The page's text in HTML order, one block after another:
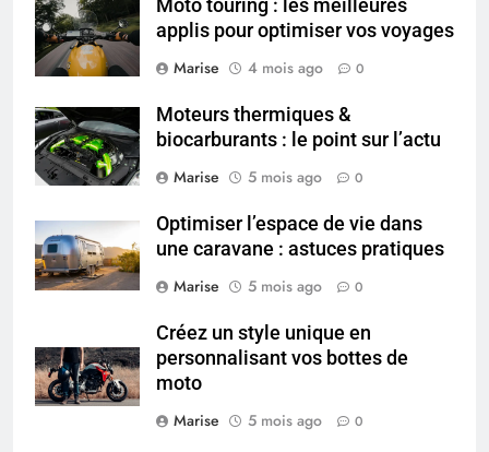
Moto touring : les meilleures
applis pour optimiser vos voyages
Marise
4 mois ago 0
Moteurs thermiques &
biocarburants : le point sur l’actu
Marise
5 mois ago 0
Optimiser l’espace de vie dans
une caravane : astuces pratiques
Marise
5 mois ago 0
Créez un style unique en
personnalisant vos bottes de
moto
Marise
5 mois ago 0
peau éclatante grâce à The
Ordinary
SANTÉ
7
Prévenir les chutes chez les
exercices
8
Voyance à La Rochelle : où
sérieux à un tarif juste ?
BIEN ÊTRE
1
Les tendances mode qui